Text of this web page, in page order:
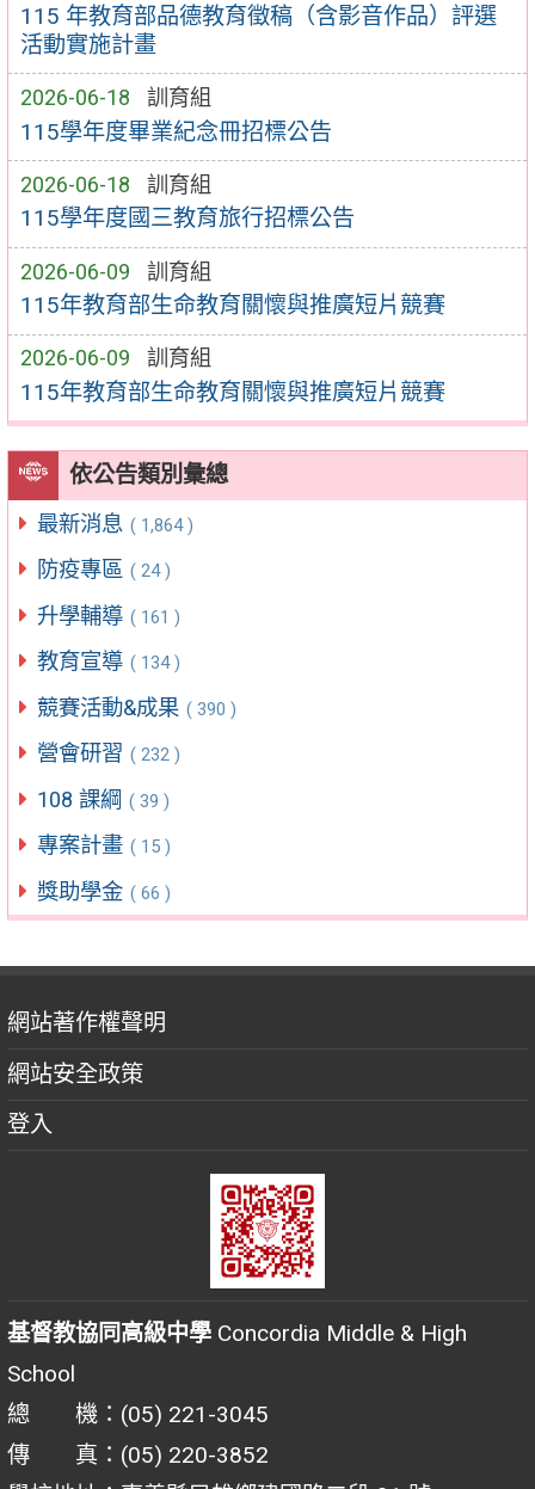
115 年教育部品德教育徵稿（含影音作品）評選
活動實施計畫
2026-06-18 訓育組
115學年度畢業紀念冊招標公告
2026-06-18 訓育組
115學年度國三教育旅行招標公告
2026-06-09 訓育組
115年教育部生命教育關懷與推廣短片競賽
2026-06-09 訓育組
115年教育部生命教育關懷與推廣短片競賽
依公告類別彙總
最新消息 ( 1,864 )
防疫專區 ( 24 )
升學輔導 ( 161 )
教育宣導 ( 134 )
競賽活動&成果 ( 390 )
營會研習 ( 232 )
108 課綱 ( 39 )
專案計畫 ( 15 )
獎助學金 ( 66 )
網站著作權聲明
網站安全政策
登入
基督教協同高級中學 Concordia Middle & High
School
總 機：(05) 221-3045
傳 真：(05) 220-3852